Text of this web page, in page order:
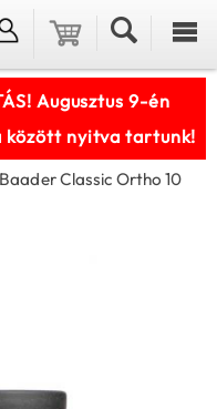
Augusztus 9-én
között nyitva tartunk!
Baader Classic Ortho 10